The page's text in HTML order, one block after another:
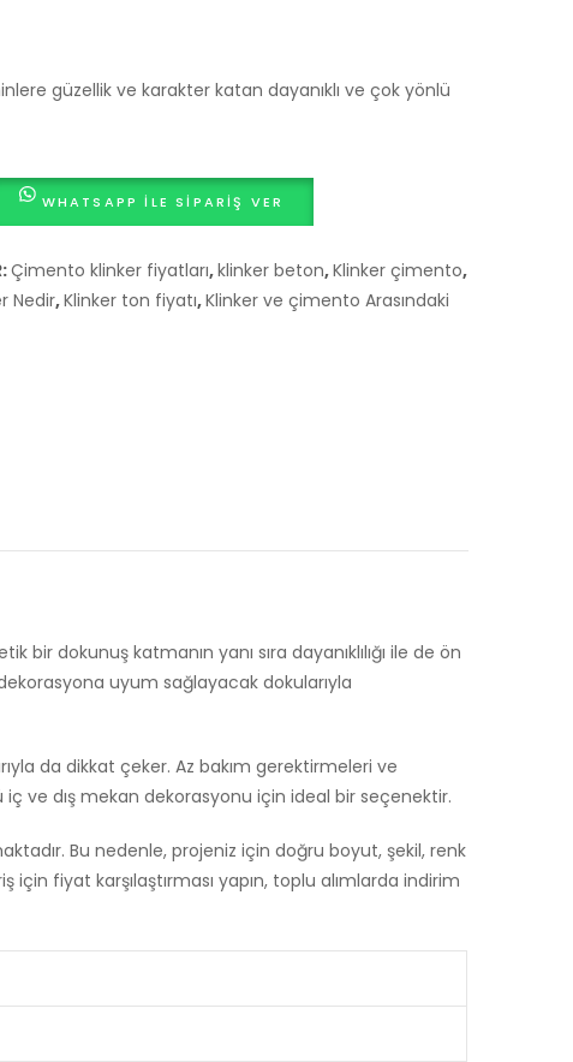
güzellik ve karakter katan dayanıklı ve çok yönlü
WHATSAPP ILE SIPARIŞ VER
Çimento klinker fiyatları,klinker beton,Klinker çimento,
Nedir,Klinker ton fiyatı,Klinker ve çimento Arasındaki
dokunuş katmanın yanı sıra dayanıklılığı ile de ön
uyum sağlayacak dokularıyla
da dikkat çeker. Az bakım gerektirmeleri ve
ve dış mekan dekorasyonu için ideal bir seçenektir.
Bu nedenle, projeniz için doğru boyut, şekil, renk
fiyat karşılaştırması yapın, toplu alımlarda indirim